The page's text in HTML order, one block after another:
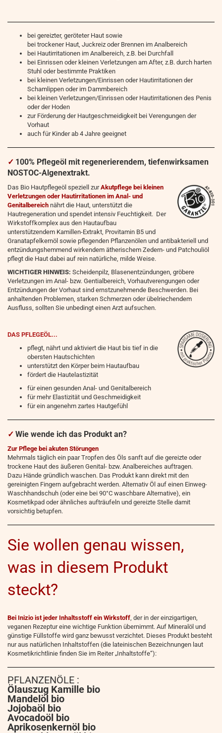
bei gereizter, geröteter Haut sowie
bei trockener Haut, Juckreiz oder Brennen im Analbereich
bei Hautirritationen im Analbereich, z.B. bei Durchfall
bei Einrissen oder kleinen Verletzungen am After, z.B. durch harten
Stuhl oder bestimmte Praktiken
bei kleinen Verletzungen/Einrissen oder Hautirritationen der
Schamlippen oder im Dammbereich
bei kleinen Verletzungen/Einrissen oder Hautirritationen des Penis
oder der Hoden
zur Förderung der Hautgeschmeidigkeit bei Verengungen der
Vorhaut
auch für Kinder ab 4 Jahre geeignet
✓ 100% Pflegeöl mit regenerierendem, tiefenwirksamen
NOSTOC-Algenextrakt.
Das Bio Hautpflegeöl speziell zurAkutpflege bei kleinen
Verletzungen oder Hautirritationen im Anal- und
Genitalbereich nährt die Haut, unterstützt die
Hautregeneration und spendet intensiv Feuchtigkeit. Der
Wirkstoffkomplex aus den Hautaufbau
unterstützendem Kamillen-Extrakt, Provitamin B5 und
Granatapfelkernöl sowie pflegenden Pflanzenölen und antibakteriell und
entzündungshemmend wirkendem ätherischem Zedern- und Patchouliöl
pflegt die Haut dabei auf rein natürliche, milde Weise.
WICHTIGER HINWEIS: Scheidenpilz, Blasenentzündungen, gröbere
Verletzungen im Anal- bzw. Gentialbereich, Vorhautverengungen oder
Entzündungen der Vorhaut sind ernstzunehmende Beschwerden. Bei
anhaltenden Problemen, starken Schmerzen oder übelriechendem
Ausfluss, sollten Sie unbedingt einen Arzt aufsuchen.
DAS PFLEGEÖL...
pflegt, nährt und aktiviert die Haut bis tief in die
obersten Hautschichten
unterstützt den Körper beim Hautaufbau
fördert die Hautelastizität
für einen gesunden Anal- und Genitalbereich
für mehr Elastizität und Geschmeidigkeit
für ein angenehm zartes Hautgefühl
✓ Wie wende ich das Produkt an?
Zur Pflege bei akuten Störungen
Mehrmals täglich ein paar Tropfen des Öls sanft auf die gereizte oder
trockene Haut des äußeren Genital- bzw. Analbereiches auftragen.
Dazu Hände gründlich waschen. Das Produkt kann direkt mit den
gereinigten Fingern aufgebracht werden. Alternativ Öl auf einen Einweg-
Waschhandschuh (oder eine bei 90°C waschbare Alternative), ein
Kosmetikpad oder ähnliches aufträufeln und gereizte Stelle damit
vorsichtig betupfen.
Sie wollen genau wissen,
was in diesem Produkt
steckt?
Bei Inizio ist jeder Inhaltsstoff ein Wirkstoff, der in der einzigartigen,
veganen Rezeptur eine wichtige Funktion übernimmt. Auf Mineralöl und
günstige Füllstoffe wird ganz bewusst verzichtet. Dieses Produkt besteht
nur aus natürlichen Inhaltstoffen (die lateinischen Bezeichnungen laut
Kosmetikrichtlinie finden Sie im Reiter „Inhaltstoffe“):
PFLANZENÖLE :
Ölauszug Kamille bio
Mandelöl bio
Jojobaöl bio
Avocadoöl bio
Aprikosenkernöl bio